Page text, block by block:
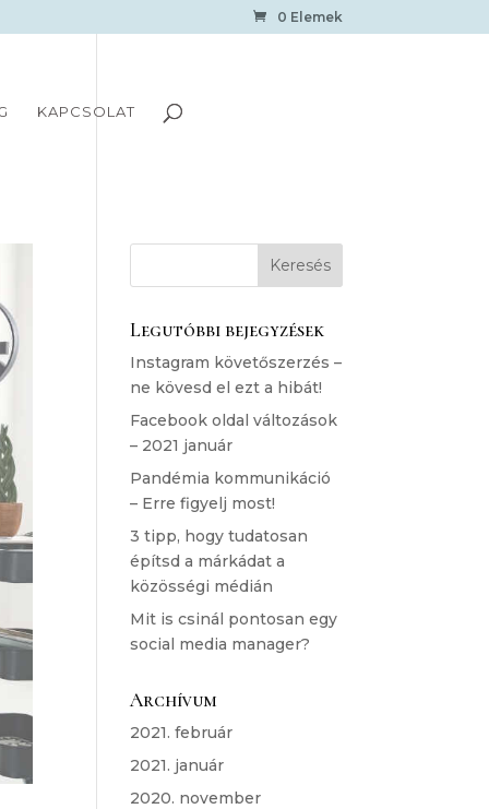
0 Elemek
KAPCSOLAT
Legutóbbi bejegyzések
Instagram követőszerzés –
ne kövesd el ezt a hibát!
Facebook oldal változások
– 2021 január
Pandémia kommunikáció
– Erre figyelj most!
3 tipp, hogy tudatosan
építsd a márkádat a
közösségi médián
Mit is csinál pontosan egy
social media manager?
Archívum
2021. február
2021. január
2020. november